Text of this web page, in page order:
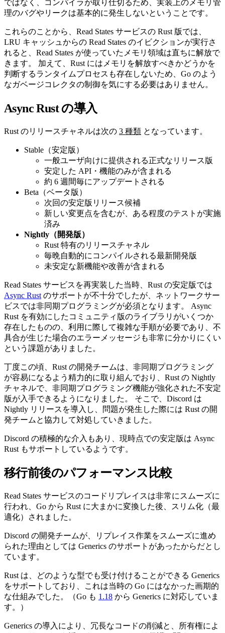
ではなく、コンパイラが取り仕切るため、実装上のメモリ管
理のバグやリークは基本的に発生しないということです。
これらのことから、Read States サービスの Rust 版では、
LRU キャッシュからの Read States のイビクションが実行さ
れると、Read States が使っていたメモリ領域は直ちに解放で
きます。 加えて、Rust にはメモリを解放すべきかどうかを
判断するランタイムプロセスも存在しないため、Go のよう
なガベージコレクタの制御を気にする必要はありません。
Async Rust の導入
Rust のリリースチャネルは次の 3 種類 となっています。
Stable（安定版）
一般ユーザ向けに提供される正式なリリース版
安定した API・機能のみが含まれる
約 6 週間毎にアップデートされる
Beta（ベータ版）
次回の安定版リリース候補
新しい変更点を含むが、ある程度のテストが実施
済み
Nightly（開発版）
Rust 特有のリリースチャネル
毎晩自動的にコンパイルされる最新開発版
未安定な新機能や改善が含まれる
Read States サービスを再実装した当時、Rust の安定版では
Async Rust のサポートが不十分でしたが、ネットワークサー
ビスでは非同期プログラミングが必須となります。 Async
Rust を有効にしたコミュニティ版のライブラリがいくつか
存在したものの、利用に際して複雑な手順が必要であり、不
具合が生じた場合のエラーメッセージも非常に分かりにくい
という課題がありました。
丁度この頃、Rust の開発チームは、非同期プログラミング
が容易になるよう精力的に取り組んでおり、Rust の Nightly
チャネルで、非同期プログラミング機能が強化された不安定
版が入手できるようになりました。 そこで、Discord は
Nightly リリースを導入し、問題が発生した際には Rust の開
発チームと協力して対処していきました。
Discord の積極的な介入もあり、現時点での安定版は Async
Rust もサポートしているようです。
移行前後のパフォーマンス比較
Read States サービスのコードリプレイスは非常にスムーズに
行われ、Go から Rust に大まかに変換した後、スリム化（最
適化）されました。
Discord の開発チームが、リプレイス作業をスムーズに進め
られた理由としては Generics のサポートがあったからだとし
ています。
Rust は、どのような型でも受け付けることができる Generics
をサポートしており、これは当時の Go にはなかった画期的
な仕組みでした。（Go も 1.18 から Generics に対応していま
す。）
Generics の導入により、冗長なコードの削減と、所有権によ